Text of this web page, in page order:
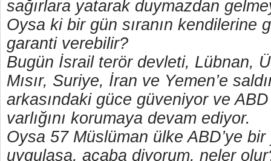
sağırlara yatarak duymazdan
Oysa ki bir gün sıranın kendilerine
garanti verebilir?
Bugün İsrail terör devleti, Lübnan,
Mısır, Suriye, İran ve Yemen’e
arkasındaki güce güveniyor ve
varlığını korumaya devam ediyor.
Oysa 57 Müslüman ülke ABD’ye bir
uygulasa, acaba diyorum, neler